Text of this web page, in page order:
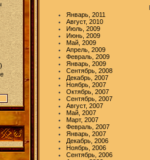
)
Январь, 2011
Август, 2010
Июль, 2009
Июнь, 2009
Май, 2009
Апрель, 2009
Февраль, 2009
Январь, 2009
Сентябрь, 2008
Декабрь, 2007
Ноябрь, 2007
Октябрь, 2007
Сентябрь, 2007
Август, 2007
Май, 2007
Март, 2007
Февраль, 2007
Январь, 2007
Декабрь, 2006
Ноябрь, 2006
Сентябрь, 2006